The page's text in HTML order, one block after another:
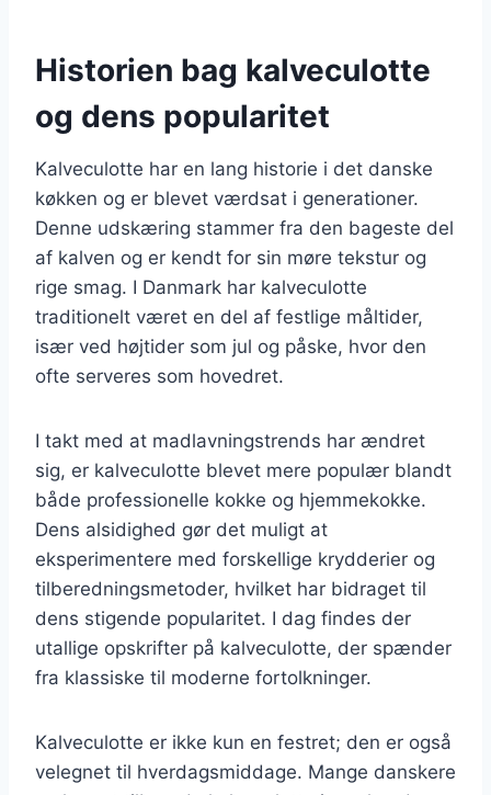
Historien bag kalveculotte
og dens popularitet
Kalveculotte har en lang historie i det danske
køkken og er blevet værdsat i generationer.
Denne udskæring stammer fra den bageste del
af kalven og er kendt for sin møre tekstur og
rige smag. I Danmark har kalveculotte
traditionelt været en del af festlige måltider,
især ved højtider som jul og påske, hvor den
ofte serveres som hovedret.
I takt med at madlavningstrends har ændret
sig, er kalveculotte blevet mere populær blandt
både professionelle kokke og hjemmekokke.
Dens alsidighed gør det muligt at
eksperimentere med forskellige krydderier og
tilberedningsmetoder, hvilket har bidraget til
dens stigende popularitet. I dag findes der
utallige opskrifter på kalveculotte, der spænder
fra klassiske til moderne fortolkninger.
Kalveculotte er ikke kun en festret; den er også
velegnet til hverdagsmiddage. Mange danskere